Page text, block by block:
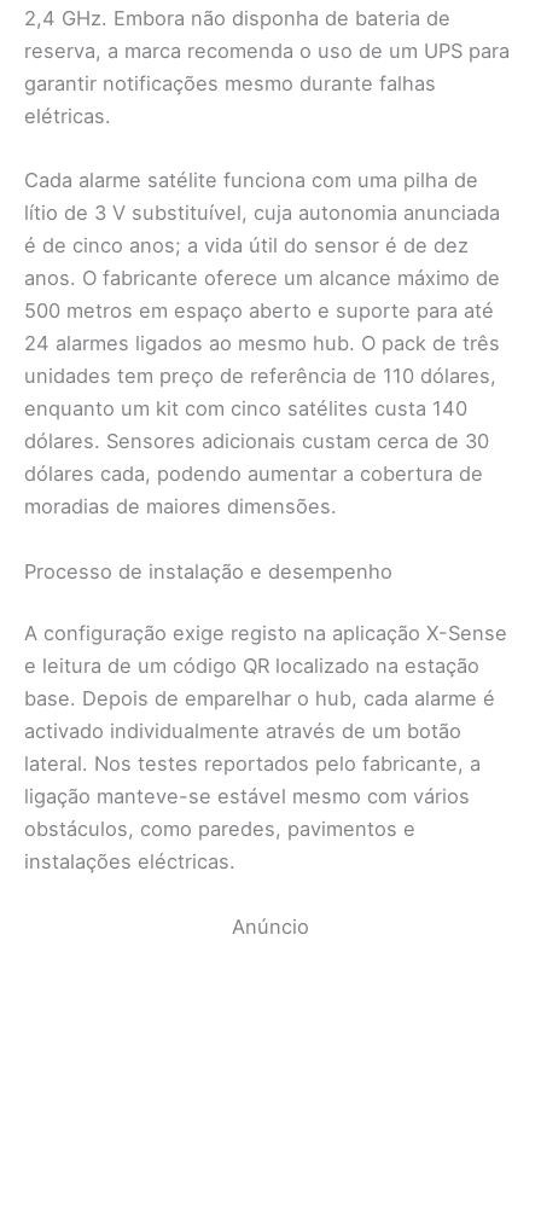
2,4 GHz. Embora não disponha de bateria de
reserva, a marca recomenda o uso de um UPS para
garantir notificações mesmo durante falhas
elétricas.
Cada alarme satélite funciona com uma pilha de
lítio de 3 V substituível, cuja autonomia anunciada
é de cinco anos; a vida útil do sensor é de dez
anos. O fabricante oferece um alcance máximo de
500 metros em espaço aberto e suporte para até
24 alarmes ligados ao mesmo hub. O pack de três
unidades tem preço de referência de 110 dólares,
enquanto um kit com cinco satélites custa 140
dólares. Sensores adicionais custam cerca de 30
dólares cada, podendo aumentar a cobertura de
moradias de maiores dimensões.
Processo de instalação e desempenho
A configuração exige registo na aplicação X-Sense
e leitura de um código QR localizado na estação
base. Depois de emparelhar o hub, cada alarme é
activado individualmente através de um botão
lateral. Nos testes reportados pelo fabricante, a
ligação manteve-se estável mesmo com vários
obstáculos, como paredes, pavimentos e
instalações eléctricas.
Anúncio